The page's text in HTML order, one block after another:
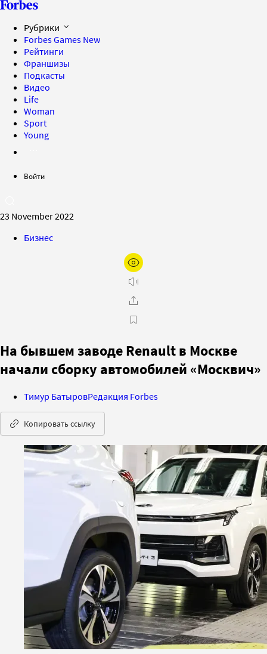
Рубрики
Forbes Games New
Рейтинги
Франшизы
Подкасты
Видео
Life
Woman
Sport
Young
Войти
23 November 2022
Бизнес
На бывшем заводе Renault в Москве
начали сборку автомобилей «Москвич»
Тимур БатыровРедакция Forbes
Копировать ссылку